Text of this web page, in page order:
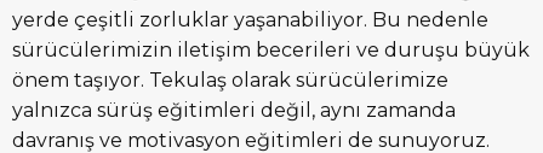
yerde çeşitli zorluklar yaşanabiliyor. Bu nedenle
sürücülerimizin iletişim becerileri ve duruşu büyük
önem taşıyor. Tekulaş olarak sürücülerimize
yalnızca sürüş eğitimleri değil, aynı zamanda
davranış ve motivasyon eğitimleri de sunuyoruz.